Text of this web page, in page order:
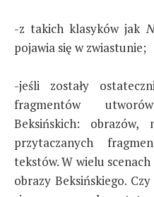
-z takich klasyków jak
pojawia się w zwiastunie;
-jeśli zostały
fragmentów
Beksińskich: obrazów,
przytaczanych
tekstów. W wielu
obrazy Beksińskiego.